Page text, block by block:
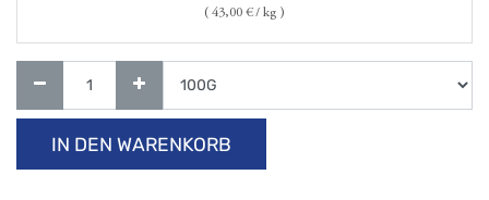
( 43,00 € / kg )
IN DEN WARENKORB